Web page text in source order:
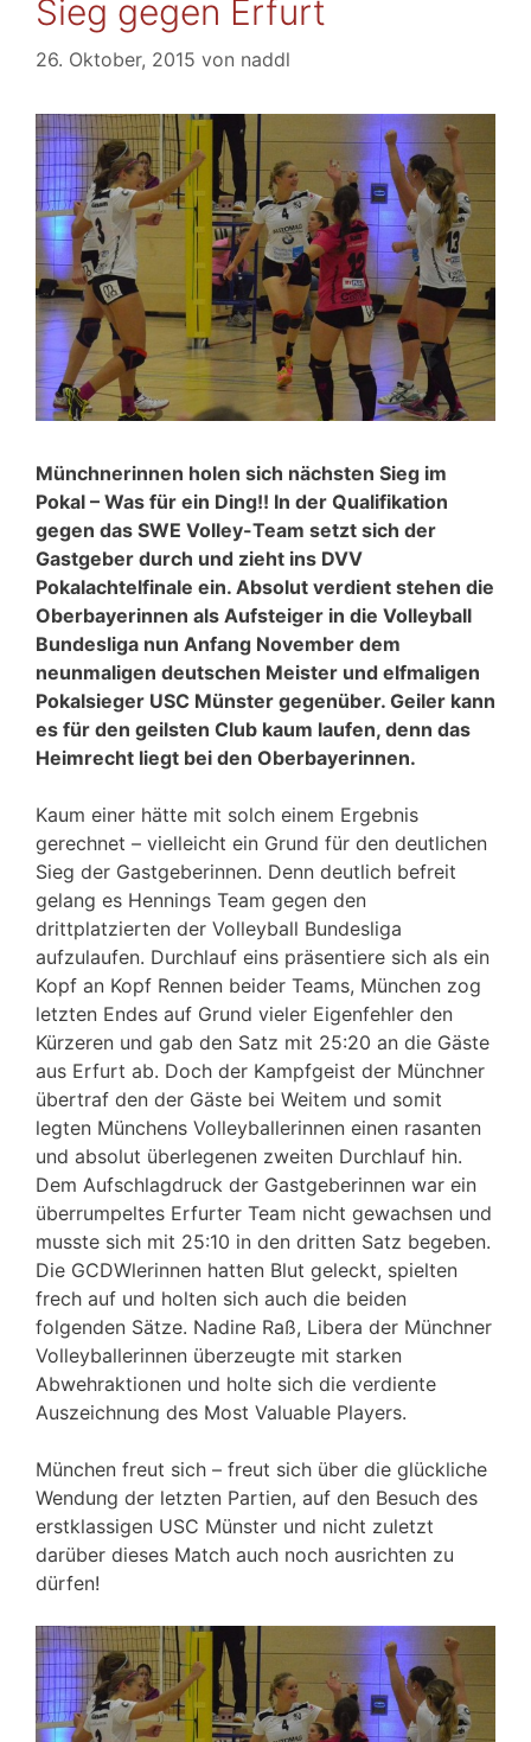
Sieg gegen Erfurt
26. Oktober, 2015 von naddl
Münchnerinnen holen sich nächsten Sieg im
Pokal – Was für ein Ding!! In der Qualifikation
gegen das SWE Volley-Team setzt sich der
Gastgeber durch und zieht ins DVV
Pokalachtelfinale ein. Absolut verdient stehen die
Oberbayerinnen als Aufsteiger in die Volleyball
Bundesliga nun Anfang November dem
neunmaligen deutschen Meister und elfmaligen
Pokalsieger USC Münster gegenüber. Geiler kann
es für den geilsten Club kaum laufen, denn das
Heimrecht liegt bei den Oberbayerinnen.
Kaum einer hätte mit solch einem Ergebnis
gerechnet – vielleicht ein Grund für den deutlichen
Sieg der Gastgeberinnen. Denn deutlich befreit
gelang es Hennings Team gegen den
drittplatzierten der Volleyball Bundesliga
aufzulaufen. Durchlauf eins präsentiere sich als ein
Kopf an Kopf Rennen beider Teams, München zog
letzten Endes auf Grund vieler Eigenfehler den
Kürzeren und gab den Satz mit 25:20 an die Gäste
aus Erfurt ab. Doch der Kampfgeist der Münchner
übertraf den der Gäste bei Weitem und somit
legten Münchens Volleyballerinnen einen rasanten
und absolut überlegenen zweiten Durchlauf hin.
Dem Aufschlagdruck der Gastgeberinnen war ein
überrumpeltes Erfurter Team nicht gewachsen und
musste sich mit 25:10 in den dritten Satz begeben.
Die GCDWlerinnen hatten Blut geleckt, spielten
frech auf und holten sich auch die beiden
folgenden Sätze. Nadine Raß, Libera der Münchner
Volleyballerinnen überzeugte mit starken
Abwehraktionen und holte sich die verdiente
Auszeichnung des Most Valuable Players.
München freut sich – freut sich über die glückliche
Wendung der letzten Partien, auf den Besuch des
erstklassigen USC Münster und nicht zuletzt
darüber dieses Match auch noch ausrichten zu
dürfen!